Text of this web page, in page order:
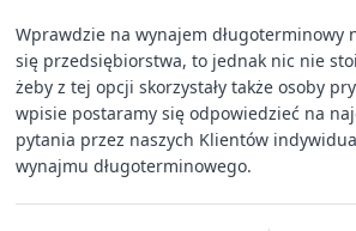
Wprawdzie na wynajem długoterminowy
się przedsiębiorstwa, to jednak nic nie
żeby z tej opcji skorzystały także osoby
wpisie postaramy się odpowiedzieć na
pytania przez naszych Klientów
wynajmu długoterminowego.